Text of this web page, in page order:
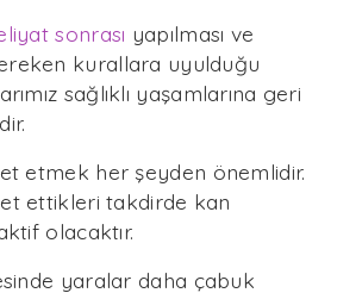
sonrası yapılması ve
kurallara uyulduğu
sağlıklı yaşamlarına geri
etmek her şeyden önemlidir.
ettikleri takdirde kan
olacaktır.
yaralar daha çabuk